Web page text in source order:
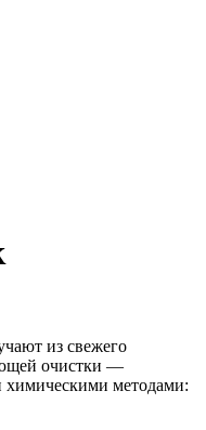
из свежего
очистки —
методами: